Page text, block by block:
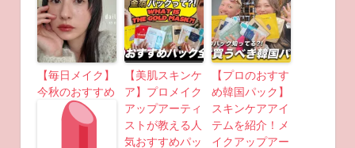
【毎日メイク】
今秋のおすすめ
【美肌スキンケ
ア】プロメイク
アップアーティ
ストが教える人
気おすすめパッ
【プロのおすす
め韓国パック】
スキンケアアイ
テムを紹介！メ
イクアップアー